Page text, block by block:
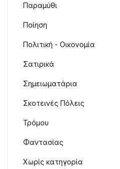
Παραμύθι
Ποίηση
Πολιτική - Οικονομία
Σατιρικά
Σημειωματάρια
Σκοτεινές Πόλεις
Τρόμου
Φαντασίας
Χωρίς κατηγορία